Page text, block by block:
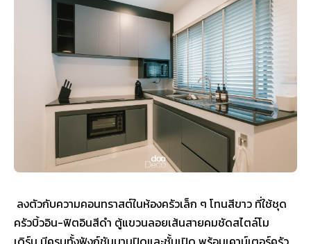
ลงตัวกับความคอนทราสต์ในห้องครัวเล็ก ๆ โทนสีขาว ที่ใช้ชุด
ครัวบิ้วอิน-ฟิตอินสีดำ ตู้แขวนลอยเส้นสายคมชัดสไตล์โม